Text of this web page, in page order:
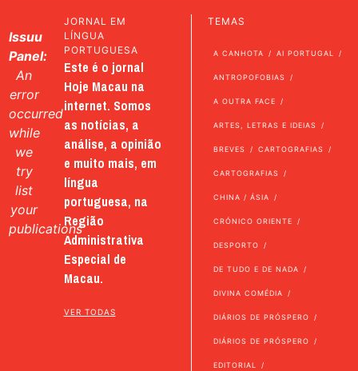
Issuu
Panel:
An
error
occurred
while
we
try
list
your
publications
JORNAL EM
LÍNGUA
PORTUGUESA
Este é o jornal
Hoje Macau na
internet. Somos
as notícias, a
análise, a opinião
e muito mais, em
língua
portuguesa, na
Região
Administrativa
Especial de
Macau.
VER TODAS
TEMAS
A CANHOTA AI PORTUGAL
ANTROPOFOBIAS
A OUTRA FACE
ARTES, LETRAS E IDEIAS
BREVES CARTOGRAFIAS
CARTOGRAFIAS
CHINA / ÁSIA
CRÓNICO ORIENTE
DESPORTO
DE TUDO E DE NADA
DIVINA COMÉDIA
DIÁRIOS DE PRÓSPERO
DIÁRIOS DE PRÓSPERO
EDITORIAL